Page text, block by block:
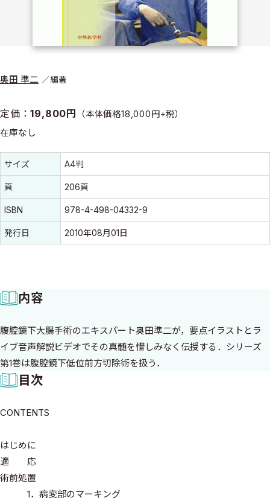
奥田 準二 編著
定価：19,800円 （本体価格18,000円+税）
在庫なし
書誌情報
書誌情報
サイズ A4判
頁 206頁
ISBN 978-4-498-04332-9
発行日 2010年08月01日
内容
腹腔鏡下大腸手術のエキスパート奥田準二が，要点イラストとラ
イブ音声解説ビデオでその真髄を惜しみなく伝授する．シリーズ
第1巻は腹腔鏡下低位前方切除術を扱う．
目次
CONTENTS
はじめに
適 応
術前処置
1．病変部のマーキング